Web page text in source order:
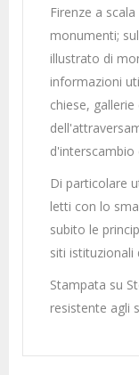
Firenze a
monumenti;
illustrato di
informazioni
chiese,
d'interscambio
Di particolare
letti con lo
subito le
siti istituzionali
Stampata su
resistente agli